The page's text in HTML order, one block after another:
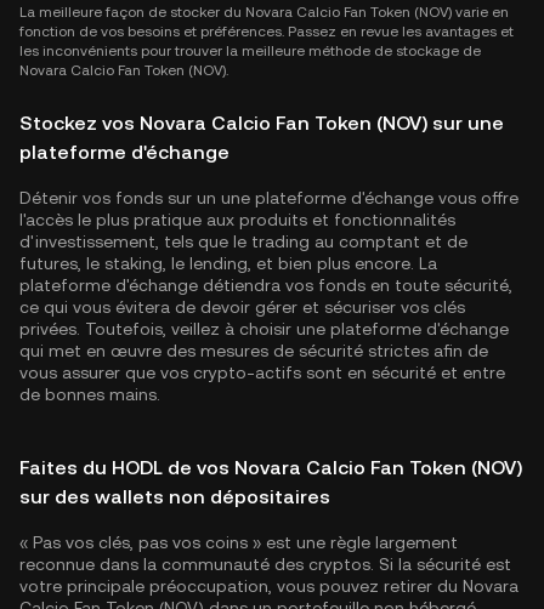
La meilleure façon de stocker du Novara Calcio Fan Token (NOV) varie en
fonction de vos besoins et préférences. Passez en revue les avantages et
les inconvénients pour trouver la meilleure méthode de stockage de
Novara Calcio Fan Token (NOV).
Stockez vos Novara Calcio Fan Token (NOV) sur une
plateforme d'échange
Détenir vos fonds sur un une plateforme d'échange vous offre
l'accès le plus pratique aux produits et fonctionnalités
d'investissement, tels que le trading au comptant et de
futures, le staking, le lending, et bien plus encore. La
plateforme d'échange détiendra vos fonds en toute sécurité,
ce qui vous évitera de devoir gérer et sécuriser vos clés
privées. Toutefois, veillez à choisir une plateforme d'échange
qui met en œuvre des mesures de sécurité strictes afin de
vous assurer que vos crypto-actifs sont en sécurité et entre
de bonnes mains.
Faites du HODL de vos Novara Calcio Fan Token (NOV)
sur des wallets non dépositaires
« Pas vos clés, pas vos coins » est une règle largement
reconnue dans la communauté des cryptos. Si la sécurité est
votre principale préoccupation, vous pouvez retirer du Novara